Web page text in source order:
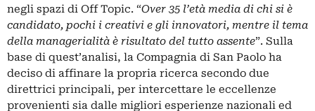
negli spazi di Off Topic. “Over 35 l’età media di chi si è
candidato, pochi i creativi e gli innovatori, mentre il tema
della managerialità è risultato del tutto assente”. Sulla
base di quest’analisi, la Compagnia di San Paolo ha
deciso di affinare la propria ricerca secondo due
direttrici principali, per intercettare le eccellenze
provenienti sia dalle migliori esperienze nazionali ed